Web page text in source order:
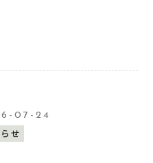
07-24
せ